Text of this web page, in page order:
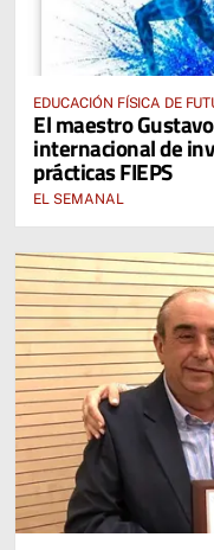
EDUCACIÓN FÍSICA DE
El maestro
internacional de
prácticas FIEPS
EL SEMANAL